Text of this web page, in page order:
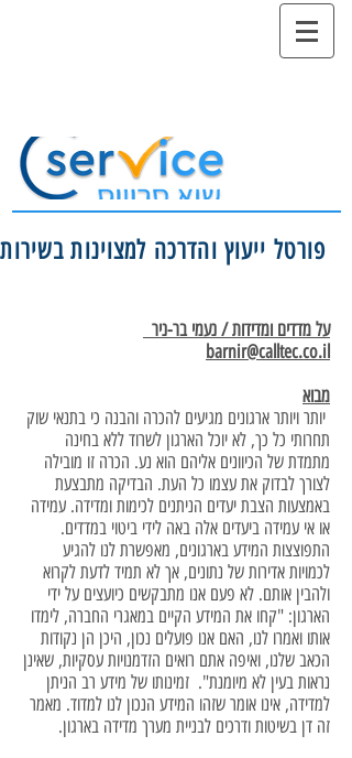
פורטל ייעוץ והדרכה למצוינות בשירות
על מדדים ומדידות / נעמי בר-ניר
barnir@calltec.co.il
מבוא
יותר ויותר ארגונים מגיעים להכרה והבנה כי בתנאי שוק
תחרותי כל כך, לא יוכל הארגון לשרוד ללא בחינה
מתמדת של הכיוונים אליהם הוא נע. הכרה זו מובילה
לצורך לבדוק את עצמו כל העת. הבדיקה מתבצעת
באמצעות הצבת יעדים הניתנים לכימות ומדידה. עמידה
או אי עמידה ביעדים אלה באה לידי ביטוי במדדים.
התפוצצות המידע בארגונים, מאפשרת לנו להגיע
לכמויות אדירות של נתונים, אך לא תמיד לדעת לקרוא
ולהבין אותם. לא פעם אנו מתבקשים כיועצים על ידי
הארגון: "קחו את המידע הקיים במאגרי החברה, לימדו
אותו ואמרו לנו, האם אנו פועלים נכון, היכן הן נקודות
הכאב שלנו, ואיפה אתם רואים הזדמנויות עסקיות, שאינן
נראות בעין לא מיומנת". זמינותו של מידע רב הניתן
למדידה, אינו אומר שזהו המידע הנכון לנו למדוד. מאמר
זה דן בשיטות ודרכים לבניית מערך מדידה בארגון.